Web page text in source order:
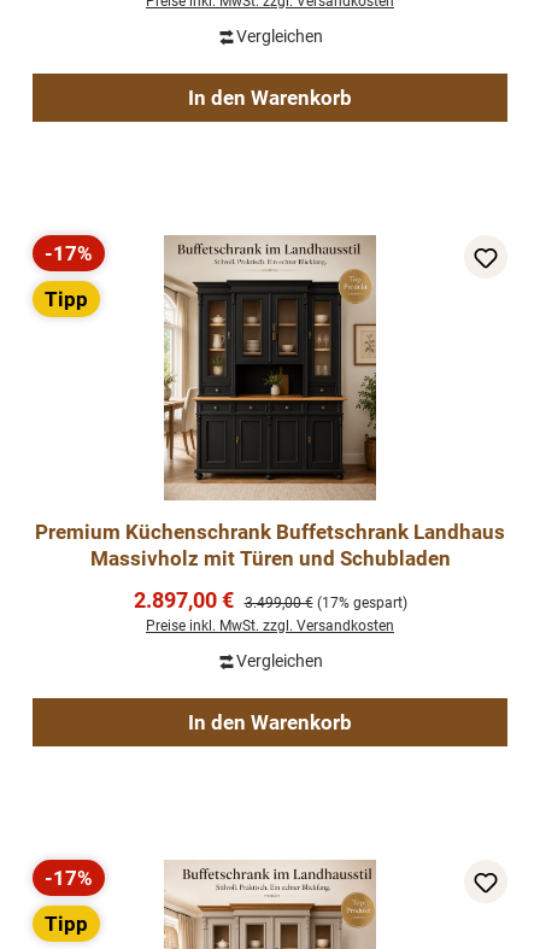
Vergleichen
In den Warenkorb
Rabatt
-17%
Tipp
Premium Küchenschrank Buffetschrank Landhaus
Massivholz mit Türen und Schubladen
Verkaufspreis:
2.897,00 € Regulärer Preis:
3.499,00 € (17% gespart)
Preise inkl. MwSt. zzgl. Versandkosten
Vergleichen
In den Warenkorb
Rabatt
-17%
Tipp